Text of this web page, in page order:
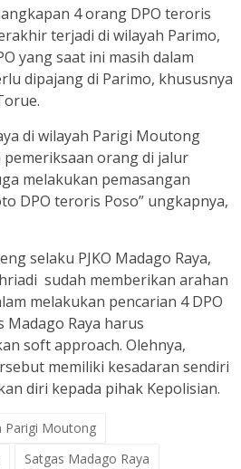
4 orang DPO teroris
terjadi di wilayah Parimo,
yang saat ini masih dalam
dipajang di Parimo, khususnya
di wilayah Parigi Moutong
orang di jalur
melakukan pemasangan
DPO teroris Poso” ungkapnya,
selaku PJKO Madago Raya,
sudah memberikan arahan
melakukan pencarian 4 DPO
Madago Raya harus
soft approach. Olehnya,
memiliki kesadaran sendiri
diri kepada pihak Kepolisian.
Parigi Moutong
Satgas Madago Raya